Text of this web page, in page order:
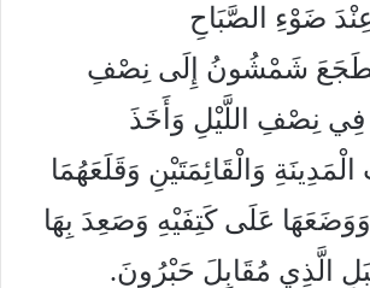
ضَوْءِ الصَّبَاحِ
3فَاضْطَجَعَ شَمْشُونُ إِلَى نِصْفِ
فِي نِصْفِ اللَّيْلِ وَأَخَذَ
وَالْقَائِمَتَيْنِ وَقَلَعَهُمَا
عَلَى كَتِفَيْهِ وَصَعِدَ بِهَا
الَّذِي مُقَابِلَ حَبْرُونَ.